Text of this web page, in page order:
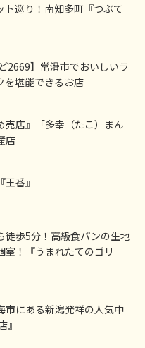
ト巡り！南知多町『つぶて
2669】常滑市でおいしいラ
を堪能できるお店
売店』「多幸（たこ）まん
店
番』
徒歩5分！高級食パンの生地
室！『うまれたてのゴリ
市にある新潟発祥の人気中
』